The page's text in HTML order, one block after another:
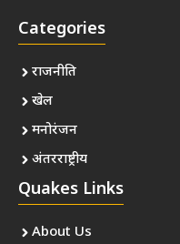
Categories
राजनीति
खेल
मनोरंजन
अंतरराष्ट्रीय
Quakes Links
About Us